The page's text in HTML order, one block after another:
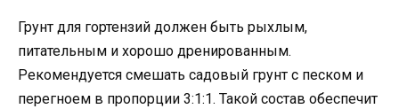
Грунт для гортензий должен быть рыхлым,
питательным и хорошо дренированным.
Рекомендуется смешать садовый грунт с песком и
перегноем в пропорции 3:1:1. Такой состав обеспечит